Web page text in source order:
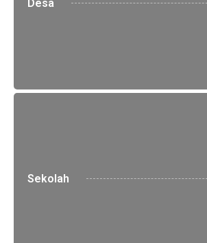
Desa
Sekolah